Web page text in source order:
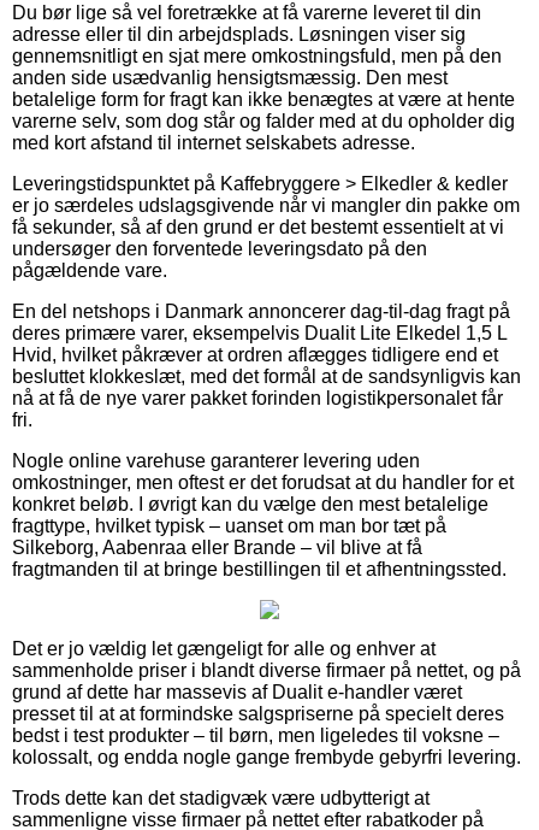
Du bør lige så vel foretrække at få varerne leveret til din
adresse eller til din arbejdsplads. Løsningen viser sig
gennemsnitligt en sjat mere omkostningsfuld, men på den
anden side usædvanlig hensigtsmæssig. Den mest
betalelige form for fragt kan ikke benægtes at være at hente
varerne selv, som dog står og falder med at du opholder dig
med kort afstand til internet selskabets adresse.
Leveringstidspunktet på Kaffebryggere > Elkedler & kedler
er jo særdeles udslagsgivende når vi mangler din pakke om
få sekunder, så af den grund er det bestemt essentielt at vi
undersøger den forventede leveringsdato på den
pågældende vare.
En del netshops i Danmark annoncerer dag-til-dag fragt på
deres primære varer, eksempelvis Dualit Lite Elkedel 1,5 L
Hvid, hvilket påkræver at ordren aflægges tidligere end et
besluttet klokkeslæt, med det formål at de sandsynligvis kan
nå at få de nye varer pakket forinden logistikpersonalet får
fri.
Nogle online varehuse garanterer levering uden
omkostninger, men oftest er det forudsat at du handler for et
konkret beløb. I øvrigt kan du vælge den mest betalelige
fragttype, hvilket typisk – uanset om man bor tæt på
Silkeborg, Aabenraa eller Brande – vil blive at få
fragtmanden til at bringe bestillingen til et afhentningssted.
Det er jo vældig let gængeligt for alle og enhver at
sammenholde priser i blandt diverse firmaer på nettet, og på
grund af dette har massevis af Dualit e-handler været
presset til at at formindske salgspriserne på specielt deres
bedst i test produkter – til børn, men ligeledes til voksne –
kolossalt, og endda nogle gange frembyde gebyrfri levering.
Trods dette kan det stadigvæk være udbytterigt at
sammenligne visse firmaer på nettet efter rabatkoder på